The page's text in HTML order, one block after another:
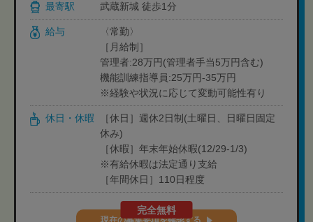
最寄駅 武蔵新城 徒歩1分
給与
〈常勤〉
［月給制］
管理者:28万円(管理者手当5万円含む)
機能訓練指導員:25万円-35万円
※経験や状況に応じて変動可能性有り
休日・休暇
［休日］週休2日制(土曜日、日曜日固定
休み)
［休暇］年末年始休暇(12/29-1/3)
※有給休暇は法定通り支給
［年間休日］110日程度
完全無料
現在の募集要項を確認する